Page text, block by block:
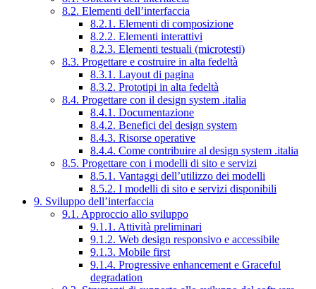
8.2. Elementi dell’interfaccia
8.2.1. Elementi di composizione
8.2.2. Elementi interattivi
8.2.3. Elementi testuali (microtesti)
8.3. Progettare e costruire in alta fedeltà
8.3.1. Layout di pagina
8.3.2. Prototipi in alta fedeltà
8.4. Progettare con il design system .italia
8.4.1. Documentazione
8.4.2. Benefici del design system
8.4.3. Risorse operative
8.4.4. Come contribuire al design system .italia
8.5. Progettare con i modelli di sito e servizi
8.5.1. Vantaggi dell’utilizzo dei modelli
8.5.2. I modelli di sito e servizi disponibili
9. Sviluppo dell’interfaccia
9.1. Approccio allo sviluppo
9.1.1. Attività preliminari
9.1.2. Web design responsivo e accessibile
9.1.3. Mobile first
9.1.4. Progressive enhancement e Graceful
degradation